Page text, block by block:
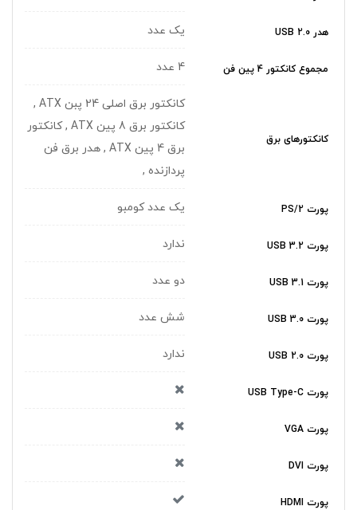
هدر USB 2.0 یک عدد
مجموع کانکتور 4 پین فن 4 عدد
کانکتورهای برق
کانکتور برق اصلی 24 پبن ATX ,
کانکتور برق 8 پین ATX , کانکتور
برق 4 پین ATX , هدر برق فن
پردازنده ,
پورت PS/2 یک عدد کومبو
پورت USB 3.2 ندارد
پورت USB 3.1 دو عدد
پورت USB 3.0 شش عدد
پورت USB 2.0 ندارد
پورت USB Type-C
پورت VGA
پورت DVI
پورت HDMI